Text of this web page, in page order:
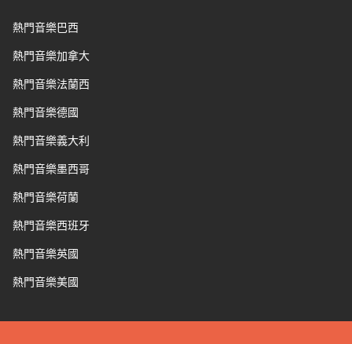
熱門音樂巴西
熱門音樂加拿大
熱門音樂法蘭西
熱門音樂德國
熱門音樂義大利
熱門音樂墨西哥
熱門音樂荷蘭
熱門音樂西班牙
熱門音樂英國
熱門音樂美國